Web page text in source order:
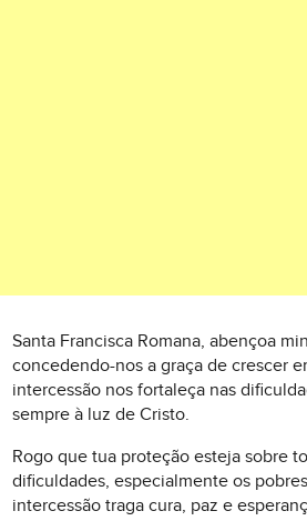
Santa Francisca Romana, abençoa
concedendo-nos a graça de crescer
intercessão nos fortaleça nas
sempre à luz de Cristo.
Rogo que tua proteção esteja sobre
dificuldades, especialmente os
intercessão traga cura, paz e